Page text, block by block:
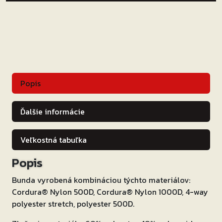
šedo-
Popis
Ďalšie informácie
Veľkostná tabuľka
Popis
Bunda vyrobená kombináciou týchto materiálov:
Cordura® Nylon 500D, Cordura® Nylon 1000D, 4-way
polyester stretch, polyester 500D.